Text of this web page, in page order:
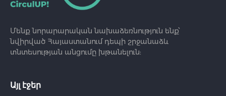
Մենք նորարարական նախաձեռնություն ենք՝
նվիրված Հայաստանում դեպի շրջանաձև
տնտեսության անցումը խթանելուն:
Այլ էջեր